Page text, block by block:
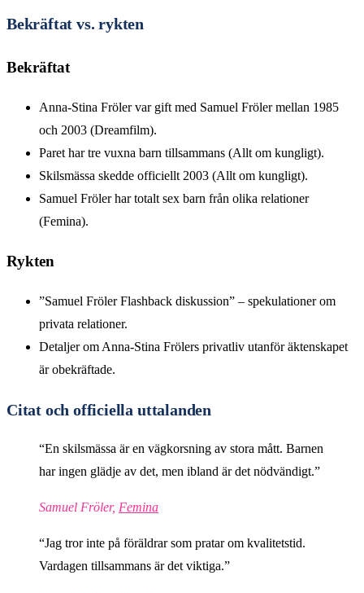
Bekräftat vs. rykten
Bekräftat
Anna-Stina Fröler var gift med Samuel Fröler mellan 1985
och 2003 (Dreamfilm).
Paret har tre vuxna barn tillsammans (Allt om kungligt).
Skilsmässa skedde officiellt 2003 (Allt om kungligt).
Samuel Fröler har totalt sex barn från olika relationer
(Femina).
Rykten
”Samuel Fröler Flashback diskussion” – spekulationer om
privata relationer.
Detaljer om Anna-Stina Frölers privatliv utanför äktenskapet
är obekräftade.
Citat och officiella uttalanden
“En skilsmässa är en vägkorsning av stora mått. Barnen
har ingen glädje av det, men ibland är det nödvändigt.”
Samuel Fröler, Femina
“Jag tror inte på föräldrar som pratar om kvalitetstid.
Vardagen tillsammans är det viktiga.”